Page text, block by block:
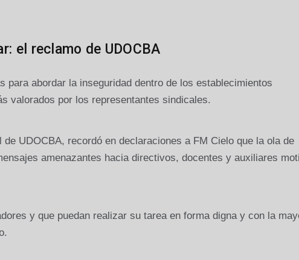
el reclamo de UDOCBA
para abordar la inseguridad dentro de los establecimientos
valorados por los representantes sindicales.
UDOCBA, recordó en declaraciones a FM Cielo que la ola de
amenazantes hacia directivos, docentes y auxiliares
y que puedan realizar su tarea en forma digna y con la